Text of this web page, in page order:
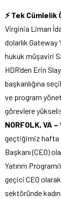
⚡ Tek Cümlelik
Virginia Liman
dolarlık Gateway
hukuk müşaviri
HDR’den Erin
başkanlığına
ve program
görevlere
NORFOLK, VA –
geçtiğimiz hafta
Başkanı (CEO)
Yatırım
geçici CEO
sektöründe